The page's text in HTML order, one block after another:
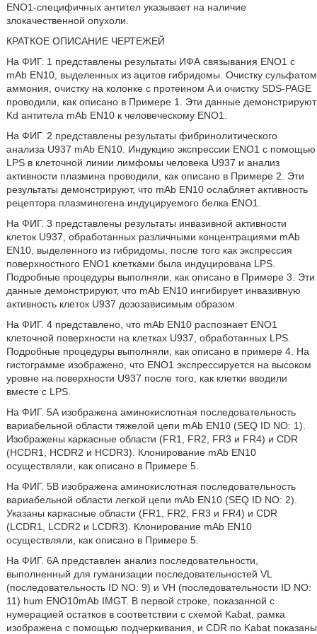
ENO1-специфичных антител указывает на наличие
злокачественной опухоли.
КРАТКОЕ ОПИСАНИЕ ЧЕРТЕЖЕЙ
На ФИГ. 1 представлены результаты ИФА связывания ENO1 с
mAb EN10, выделенных из ацитов гибридомы. Очистку сульфатом
аммония, очистку на колонке с протеином A и очистку SDS-PAGE
проводили, как описано в Примере 1. Эти данные демонстрируют
Kd антитела mAb EN10 к человеческому ENO1.
На ФИГ. 2 представлены результаты фибринолитического
анализа U937 mAb EN10. Индукцию экспрессии ENO1 с помощью
LPS в клеточной линии лимфомы человека U937 и анализ
активности плазмина проводили, как описано в Примере 2. Эти
результаты демонстрируют, что mAb EN10 ослабляет активность
рецептора плазминогена индуцируемого белка ENO1.
На ФИГ. 3 представлены результаты инвазивной активности
клеток U937, обработанных различными концентрациями mAb
EN10, выделенного из гибридомы, после того как экспрессия
поверхностного ENO1 клетками была индуцирована LPS.
Подробные процедуры выполняли, как описано в Примере 3. Эти
данные демонстрируют, что mAb EN10 ингибирует инвазивную
активность клеток U937 дозозависимым образом.
На ФИГ. 4 представлено, что mAb EN10 распознает ENO1
клеточной поверхности на клетках U937, обработанных LPS.
Подробные процедуры выполняли, как описано в примере 4. На
гистограмме изображено, что ENO1 экспрессируется на высоком
уровне на поверхности U937 после того, как клетки вводили
вместе с LPS.
На ФИГ. 5А изображена аминокислотная последовательность
вариабельной области тяжелой цепи mAb EN10 (SEQ ID NO: 1).
Изображены каркасные области (FR1, FR2, FR3 и FR4) и CDR
(HCDR1, HCDR2 и HCDR3). Клонирование mAb EN10
осуществляли, как описано в Примере 5.
На ФИГ. 5В изображена аминокислотная последовательность
вариабельной области легкой цепи mAb EN10 (SEQ ID NO: 2).
Указаны каркасные области (FR1, FR2, FR3 и FR4) и CDR
(LCDR1, LCDR2 и LCDR3). Клонирование mAb EN10
осуществляли, как описано в Примере 5.
На ФИГ. 6А представлен анализ последовательности,
выполненный для гуманизации последовательностей VL
(последовательность ID NO: 9) и VH (последовательности ID NO:
11) hum ENO10mAb IMGT. В первой строке, показанной с
нумерацией остатков в соответствии с схемой Kabat, рамка
изображена с помощью подчеркивания, и CDR по Kabat показаны